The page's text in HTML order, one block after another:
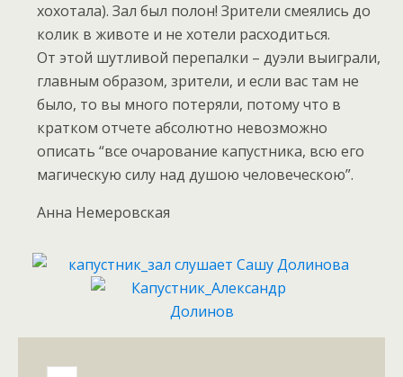
хохотала). Зал был полон! Зрители смеялись до
колик в животе и не хотели расходиться.
От этой шутливой перепалки – дуэли выиграли,
главным образом, зрители, и если вас там не
было, то вы много потеряли, потому что в
кратком отчете абсолютно невозможно
описать “все очарование капустника, всю его
магическую силу над душою человеческою”.
Анна Немеровская